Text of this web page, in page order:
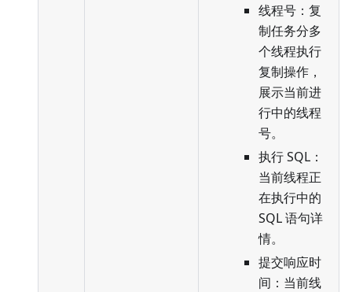
线程号：复
制任务分多
个线程执行
复制操作，
展示当前进
行中的线程
号。
执行 SQL：
当前线程正
在执行中的
SQL 语句详
情。
提交响应时
间：当前线